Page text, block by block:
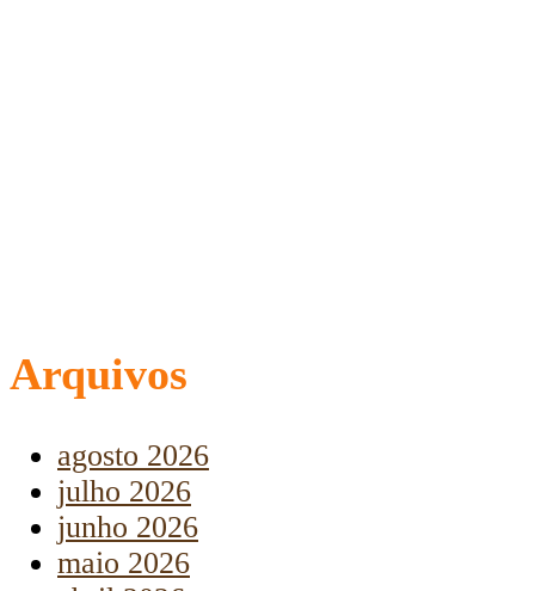
Arquivos
agosto 2026
julho 2026
junho 2026
maio 2026